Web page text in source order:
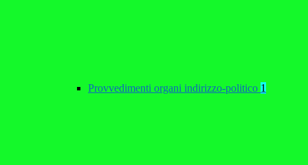
Provvedimenti organi indirizzo-politico 1